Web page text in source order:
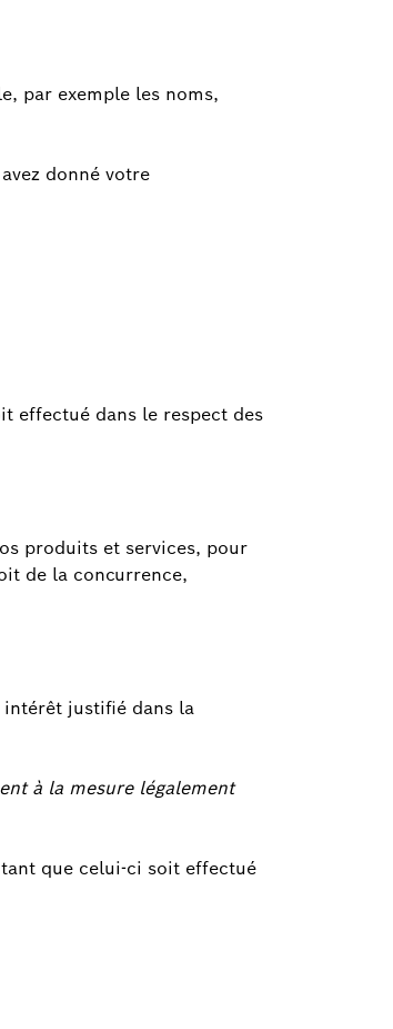
par exemple les noms,
donné votre
effectué dans le respect des
produits et services, pour
de la concurrence,
intérêt justifié dans la
à la mesure légalement
que celui-ci soit effectué